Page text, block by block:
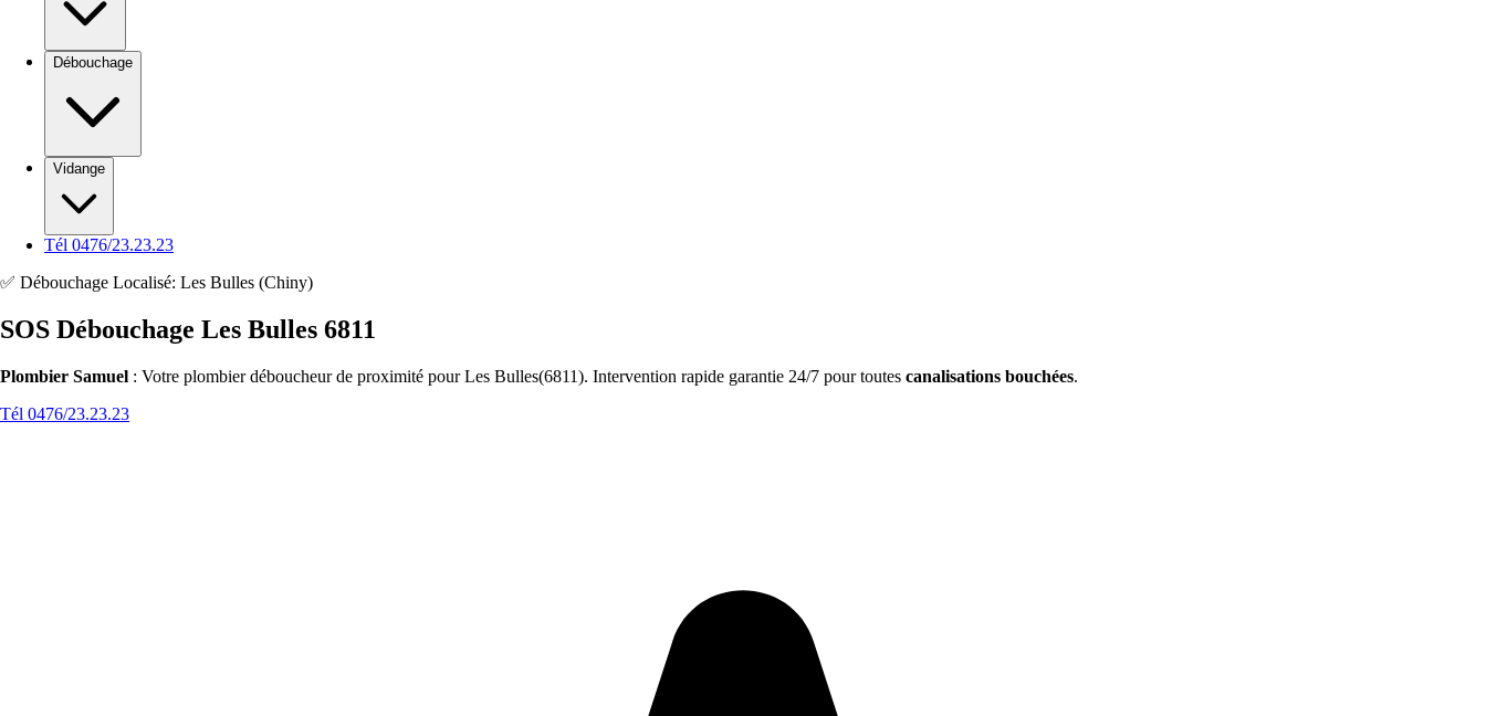
Débouchage
Vidange
Tél 0476/23.23.23
✅ Débouchage Localisé: Les Bulles (Chiny)
SOS Débouchage Les Bulles 6811
Plombier Samuel : Votre plombier déboucheur de proximité pour Les Bulles(6811). Intervention rapide garantie 24/7 pour toutes canalisations bouchées.
Tél 0476/23.23.23